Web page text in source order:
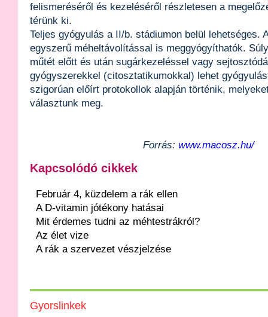
felismeréséről és kezeléséről részletesen a
térünk ki.
Teljes gyógyulás a II/b. stádiumon belül lehetséges.
egyszerű méheltávolítással is meggyógyíthatók.
műtét előtt és után sugárkezeléssel vagy
gyógyszerekkel (citosztatikumokkal) lehet
szigorúan előírt protokollok alapján történik,
választunk meg.
Forrás: www.macosz.hu/
Kapcsolódó cikkek
Február 4, küzdelem a rák ellen
A D-vitamin jótékony hatásai
Mit érdemes tudni az méhtestrákról?
Az élet vize
A rák a szervezet vészjelzése
Gyorslinkek